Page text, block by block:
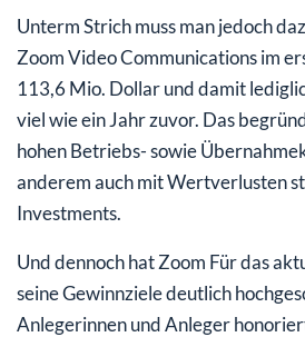
Unterm Strich muss man jedoch
Zoom Video Communications im
113,6 Mio. Dollar und damit
viel wie ein Jahr zuvor. Das
hohen Betriebs- sowie
anderem auch mit Wertverlusten
Investments.
Und dennoch hat Zoom Für das
seine Gewinnziele deutlich
Anlegerinnen und Anleger